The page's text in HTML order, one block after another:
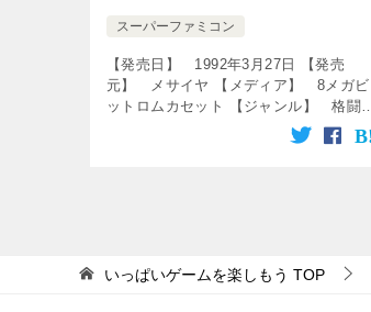
スーパーファミコン
【発売日】 1992年3月27日 【発売
元】 メサイヤ 【メディア】 8メガビ
ットロムカセット 【ジャンル】 格闘ゲ
ーム ↓の動画をクリック！動画を楽しめ
ます♪ [csshop service=”rakute […]
いっぱいゲームを楽しもう TOP